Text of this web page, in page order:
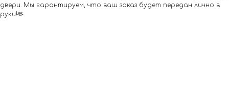
двери. Мы гарантируем, что ваш заказ будет передан лично в
руки!🫶